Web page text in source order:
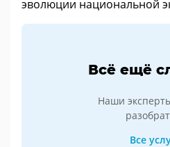
эволюции национальной
Всё ещё
Наши
Все